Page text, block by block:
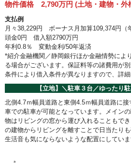
物件価格 2,790万円 (土地・建物・外
支払例
月々38,229円 ボーナス月加算109,374円（
頭金0円 借入額2790万円
年利0.8％ 変動金利/50年返済
*紹介金融機関／静岡銀行ほか金融情勢によ
る場合がございます。保証料等の諸費用が
条件により借入条件が異なりますので、詳細
【立地】＼駐車３台／ゆったり
北側4.7ｍ幅員道路と東側4.5ｍ幅員道路に
車での駐車が可能となっています。メイン
物はリビングの窓から運び入れることもで
の建物からリビングを離すことで日当たり
生活音も気にならないような配置にしていま